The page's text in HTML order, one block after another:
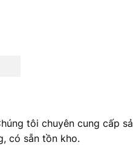
tôi chuyên cung cấp
có sẵn tồn kho.